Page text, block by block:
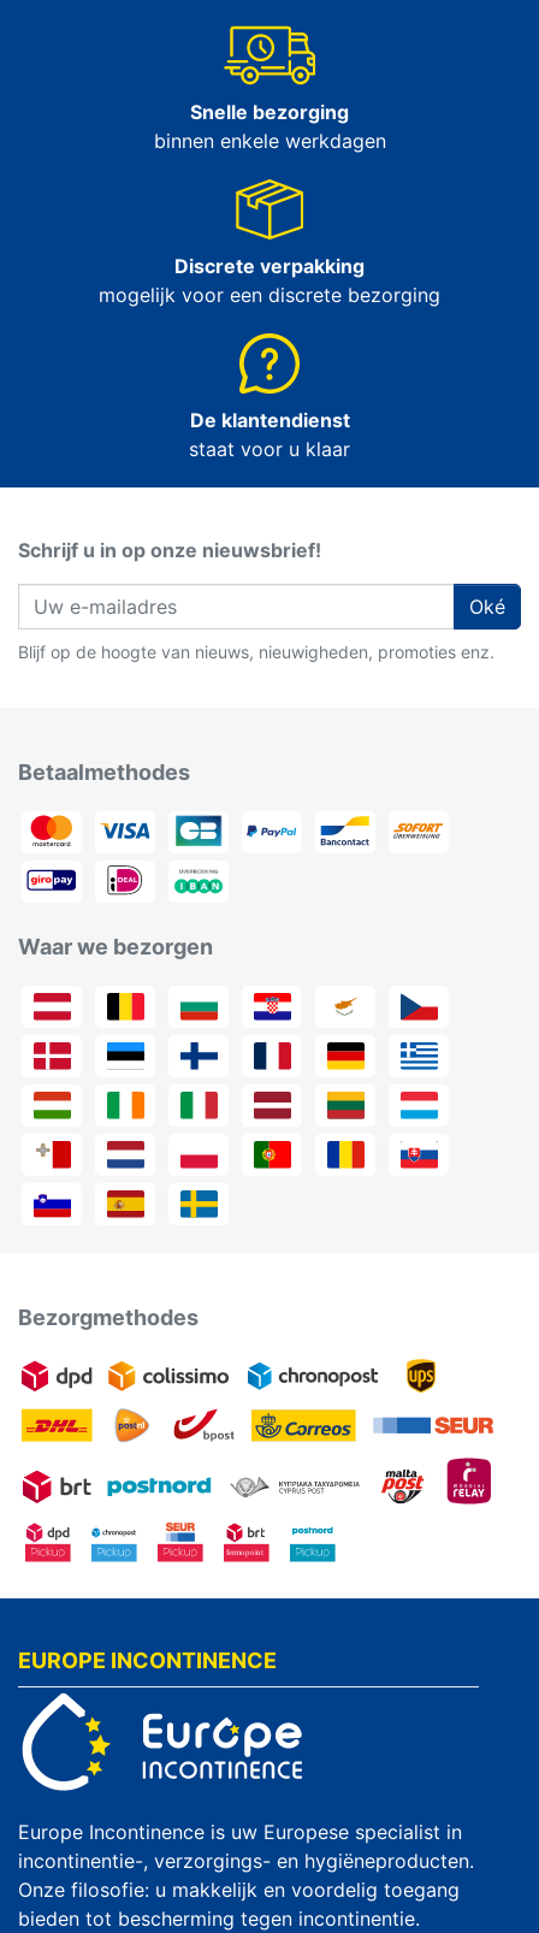
Snelle bezorging
binnen enkele werkdagen
Discrete verpakking
mogelijk voor een discrete bezorging
De klantendienst
staat voor u klaar
Schrijf u in op onze nieuwsbrief!
Oké
Blijf op de hoogte van nieuws, nieuwigheden, promoties enz.
Betaalmethodes
Waar we bezorgen
Bezorgmethodes
EUROPE INCONTINENCE
Europe Incontinence is uw Europese specialist in
incontinentie-, verzorgings- en hygiëneproducten.
Onze filosofie: u makkelijk en voordelig toegang
bieden tot bescherming tegen incontinentie.